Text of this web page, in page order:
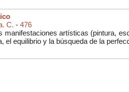
C. - 476
manifestaciones artísticas (pintura,
el equilibrio y la búsqueda de la